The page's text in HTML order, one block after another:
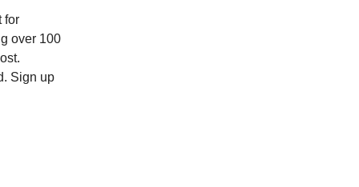
for
over 100
Sign up